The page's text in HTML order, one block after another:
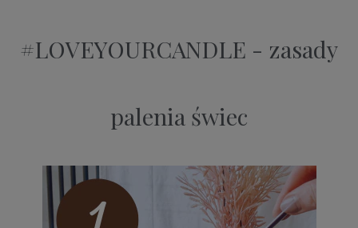
#LOVEYOURCANDLE - zasady
palenia świec